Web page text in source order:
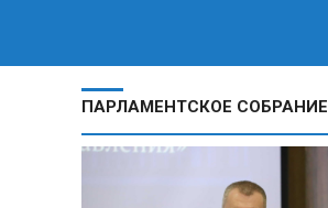
ПАРЛАМЕНТСКОЕ СОБРАНИЕ